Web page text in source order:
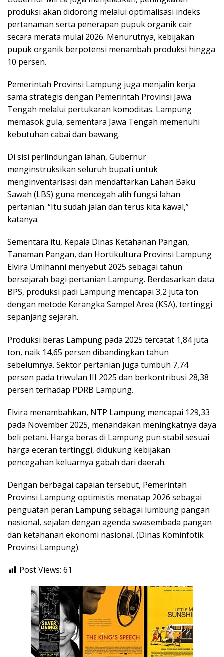
produksi akan didorong melalui optimalisasi indeks
pertanaman serta penerapan pupuk organik cair
secara merata mulai 2026. Menurutnya, kebijakan
pupuk organik berpotensi menambah produksi hingga
10 persen.
Pemerintah Provinsi Lampung juga menjalin kerja
sama strategis dengan Pemerintah Provinsi Jawa
Tengah melalui pertukaran komoditas. Lampung
memasok gula, sementara Jawa Tengah memenuhi
kebutuhan cabai dan bawang.
Di sisi perlindungan lahan, Gubernur
menginstruksikan seluruh bupati untuk
menginventarisasi dan mendaftarkan Lahan Baku
Sawah (LBS) guna mencegah alih fungsi lahan
pertanian. “Itu sudah jalan dan terus kita kawal,”
katanya.
Sementara itu, Kepala Dinas Ketahanan Pangan,
Tanaman Pangan, dan Hortikultura Provinsi Lampung
Elvira Umihanni menyebut 2025 sebagai tahun
bersejarah bagi pertanian Lampung. Berdasarkan data
BPS, produksi padi Lampung mencapai 3,2 juta ton
dengan metode Kerangka Sampel Area (KSA), tertinggi
sepanjang sejarah.
Produksi beras Lampung pada 2025 tercatat 1,84 juta
ton, naik 14,65 persen dibandingkan tahun
sebelumnya. Sektor pertanian juga tumbuh 7,74
persen pada triwulan III 2025 dan berkontribusi 28,38
persen terhadap PDRB Lampung.
Elvira menambahkan, NTP Lampung mencapai 129,33
pada November 2025, menandakan meningkatnya daya
beli petani. Harga beras di Lampung pun stabil sesuai
harga eceran tertinggi, didukung kebijakan
pencegahan keluarnya gabah dari daerah.
Dengan berbagai capaian tersebut, Pemerintah
Provinsi Lampung optimistis menatap 2026 sebagai
penguatan peran Lampung sebagai lumbung pangan
nasional, sejalan dengan agenda swasembada pangan
dan ketahanan ekonomi nasional. (Dinas Kominfotik
Provinsi Lampung).
Post Views: 61